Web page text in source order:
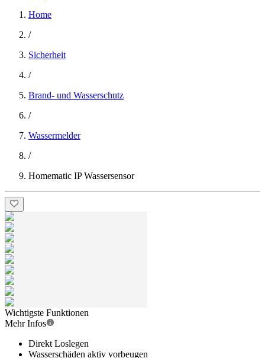
Home
/
Sicherheit
/
Brand- und Wasserschutz
/
Wassermelder
/
Homematic IP Wassersensor
Wichtigste Funktionen
Mehr Infos
Direkt Loslegen
Wasserschäden aktiv vorbeugen